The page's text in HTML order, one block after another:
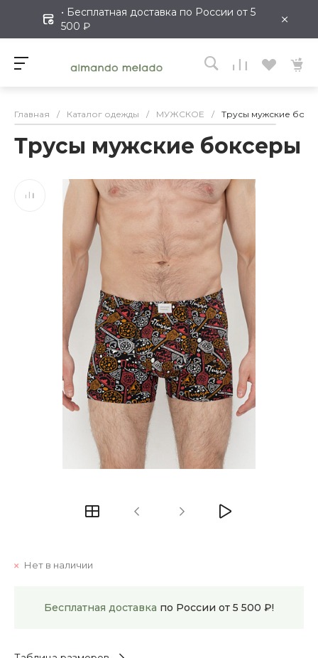
• Бесплатная доставка по России от 5
500 ₽
×
Главная / Каталог одежды / МУЖСКОЕ / Трусы мужские
Трусы мужские боксеры
Нет в наличии
Бесплатная доставка по России от 5 500 ₽!